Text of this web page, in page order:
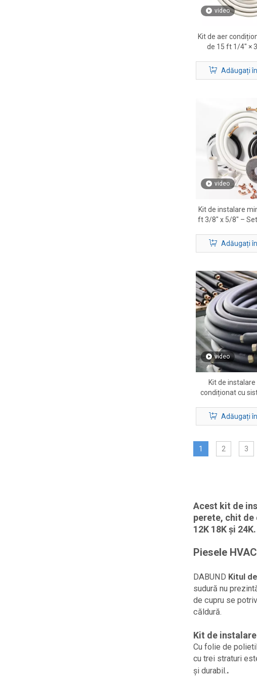
video
Kit de aer
de 15 ft 1/4″ ×
HVAC
Adăugați
video
Kit de instalare
ft 3/8″ x 5/8″ –
Adăugați
video
Kit de
condiționat cu
completă pentru
cupru
Adăugați
1 2 3
Acest kit de
perete, chit de
12K 18K și
Piesele
DABUND Kitul
sudură nu
de cupru se
căldură.
Kit de
Cu folie de
cu trei straturi
și durabil..